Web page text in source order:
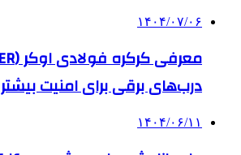
۱۴۰۴/۰۷/۰۶
درب‌های برقی برای امنیت بیشتر
۱۴۰۴/۰۶/۱۱